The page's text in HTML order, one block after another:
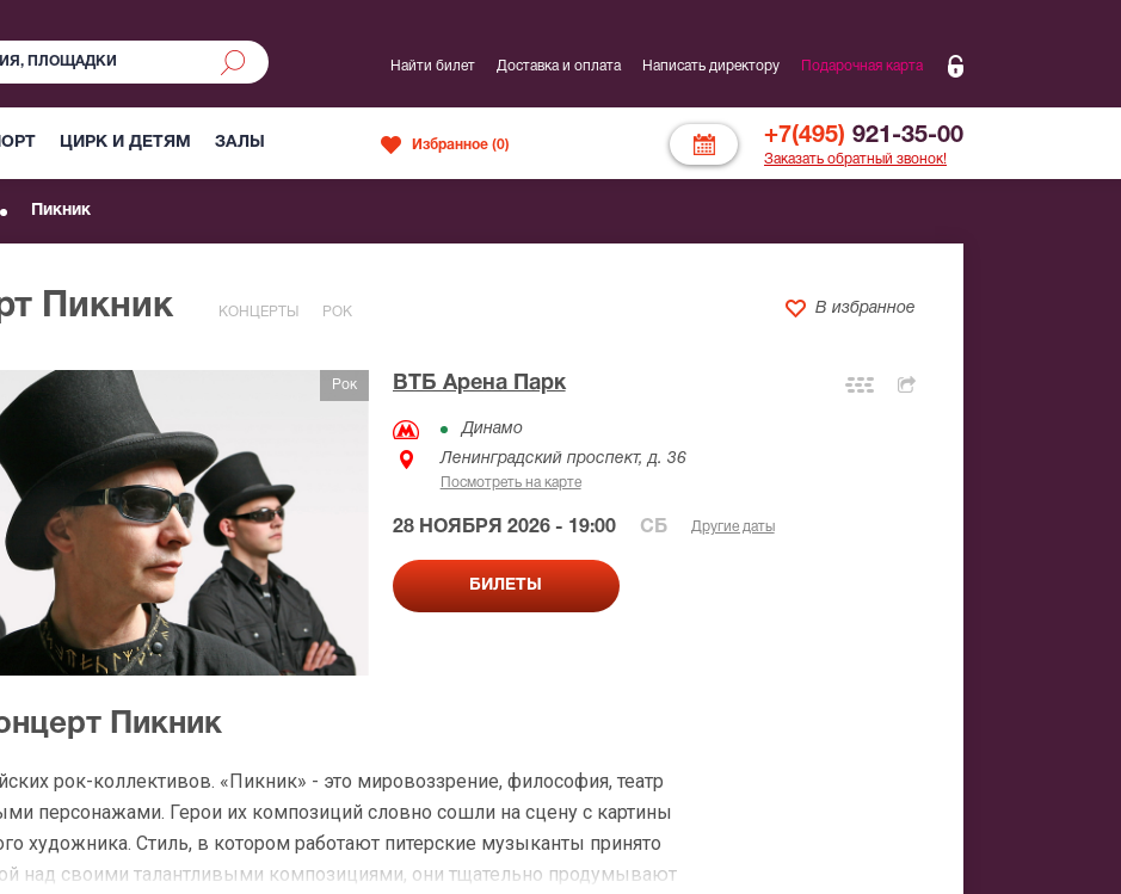
ЦИРК И ДЕТЯМ ЗАЛЫ
Найти билет Доставка и оплата Написать директору Подарочная карта
+7(495) 921-35-00
Заказать обратный звонок!
Избранное (0)
Пикник
Пикник КОНЦЕРТЫ РОК В избранное
Рок ВТБ Арена Парк
Динамо
Ленинградский проспект, д. 36
Посмотреть на карте
28 НОЯБРЯ 2026 - 19:00 СБ Другие даты
БИЛЕТЫ
Пикник
рок-коллективов. «Пикник» - это мировоззрение, философия, театр
персонажами. Герои их композиций словно сошли на сцену с картины
художника. Стиль, в котором работают питерские музыканты принято
над своими талантливыми композициями, они тщательно продумывают